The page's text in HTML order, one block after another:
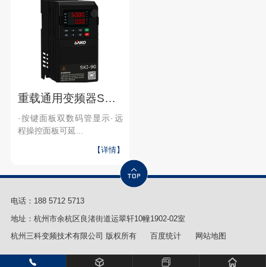
重载通用变频器SKI-90
·按键面板双数码管显示·远
程操控面板可延...
【详情】
电话： 188 5712 5713
地址：杭州市余杭区良渚街道运翠轩10幢1902-02室
杭州三科变频技术有限公司 版权所有
百度统计 网站地图